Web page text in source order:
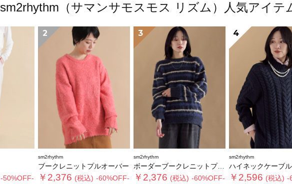
sm2rhythm（サマンサモスモス リズム）人気アイテ
-50%OFF-
2
sm2rhythm
ブークレニットプルオーバー
￥2,376 (税込) -60%OFF-
3
sm2rhythm
ボーダーブークレニットプルオーバー
￥2,376 (税込) -60%OFF-
4
sm2rhythm
ハイネックケーブルニットプ
￥2,596 (税込) -